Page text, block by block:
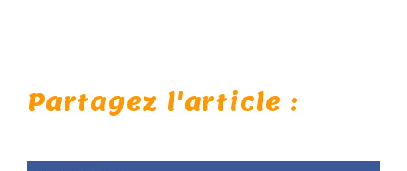
Partagez l'article :